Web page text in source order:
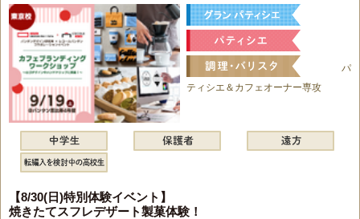
パ
ティシエ＆カフェオーナー専攻
【8/30(日)特別体験イベント】
焼きたてスフレデザート製菓体験！